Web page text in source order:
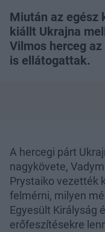
Miután az egész
kiállt Ukrajna
Vilmos herceg
is ellátogattak.
A hercegi párt
nagykövete,
Prystaiko vezették
felmérni, milyen
Egyesült Királyság
erőfeszítésekre